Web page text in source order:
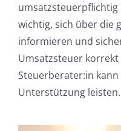
umsatzsteuerpflichtig
wichtig, sich über die
informieren und
Umsatzsteuer korrekt
Steuerberater:in
Unterstützung leisten.